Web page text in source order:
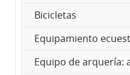
Bicicletas
Equipamiento
Equipo de arquería: